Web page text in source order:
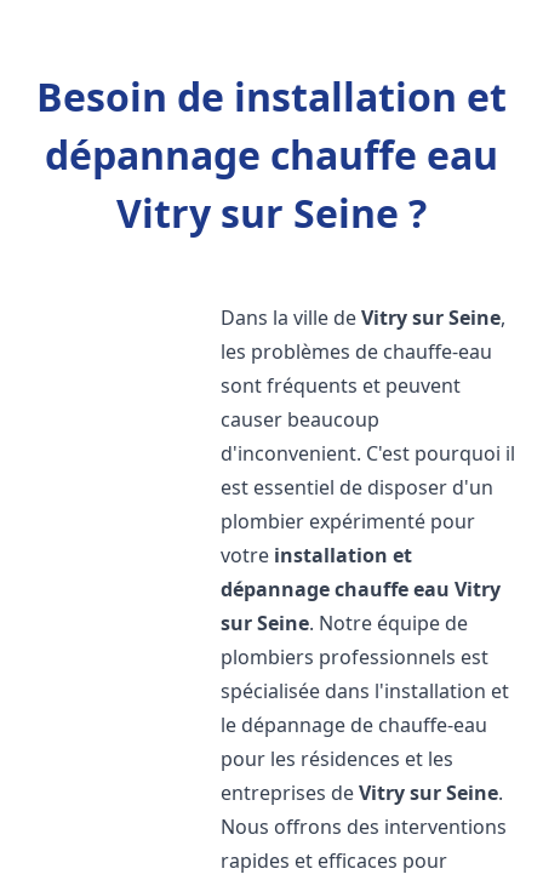
Besoin de installation et
dépannage chauffe eau
Vitry sur Seine ?
Dans la ville deVitry sur Seine,
les problèmes de chauffe-eau
sont fréquents et peuvent
causer beaucoup
d'inconvenient. C'est pourquoi il
est essentiel de disposer d'un
plombier expérimenté pour
votre installation et
dépannage chauffe eau Vitry
sur Seine. Notre équipe de
plombiers professionnels est
spécialisée dans l'installation et
le dépannage de chauffe-eau
pour les résidences et les
entreprises deVitry sur Seine.
Nous offrons des interventions
rapides et efficaces pour